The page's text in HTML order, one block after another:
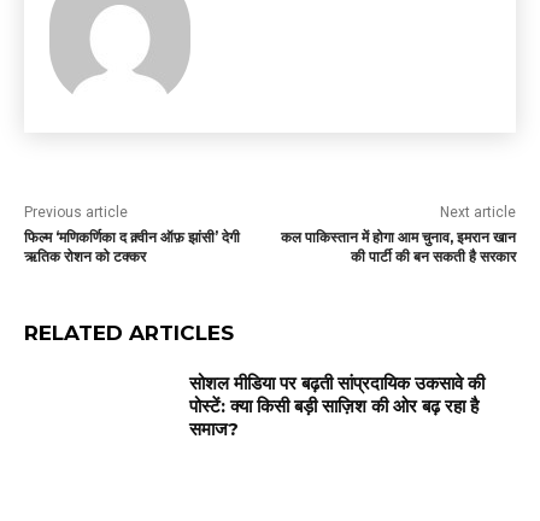
Previous article
फिल्म ‘मणिकर्णिका द क़्वीन ऑफ़ झांसी’ देगी
ऋतिक रोशन को टक्कर
Next article
कल पाकिस्तान में होगा आम चुनाव, इमरान खान
की पार्टी की बन सकती है सरकार
RELATED ARTICLES
सोशल मीडिया पर बढ़ती सांप्रदायिक उकसावे की
पोस्टें: क्या किसी बड़ी साज़िश की ओर बढ़ रहा है
समाज?